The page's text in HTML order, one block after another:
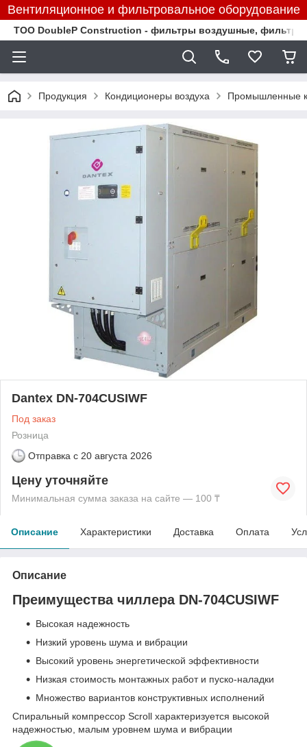
Вентиляционное и фильтровальное оборудование
TOO DoubleP Construction - фильтры воздушные,
Продукция Кондиционеры воздуха Промышленные
Dantex DN-704CUSIWF
Под заказ
Розница
Отправка с 20 августа 2026
Цену уточняйте
Минимальная сумма заказа на сайте — 100 ₸
Описание Характеристики Доставка Оплата
Описание
Преимущества чиллера DN-704CUSIWF
Высокая надежность
Низкий уровень шума и вибрации
Высокий уровень энергетической эффективности
Низкая стоимость монтажных работ и пуско-наладки
Множество вариантов конструктивных исполнений
Спиральный компрессор Scroll характеризуется высокой
надежностью, малым уровнем шума и вибрации